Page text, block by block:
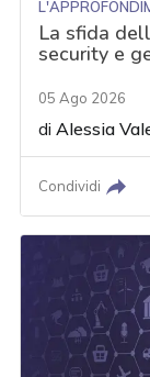
La sfida
security e
05 Ago 2026
diAlessia
Condividi